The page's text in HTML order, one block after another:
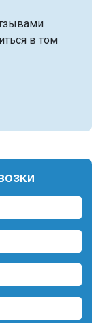
в том